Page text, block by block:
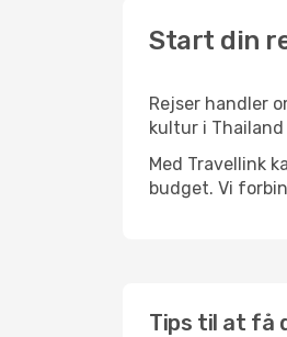
Start din
Rejser handler
kultur i
Med Travellink
budget. Vi
Tips til at få